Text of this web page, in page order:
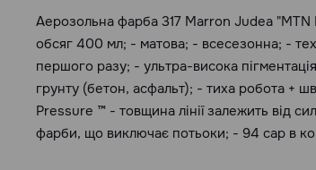
Аерозольна фарба 317 Marrоn Judea "MTN
обсяг 400 мл; - матова; - всесезонна; -
першого разу; - ультра-висока
грунту (бетон, асфальт); - тиха робота +
Pressure ™ - товщина лінії залежить від
фарби, що виключає потьоки; - 94 cap в